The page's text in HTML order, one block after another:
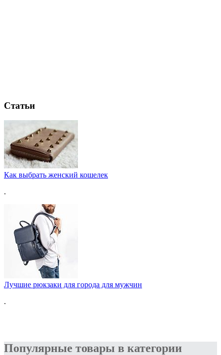
Статьи
Как выбрать женский кошелек
.
Лучшие рюкзаки для города для мужчин
.
Популярные товары в категории